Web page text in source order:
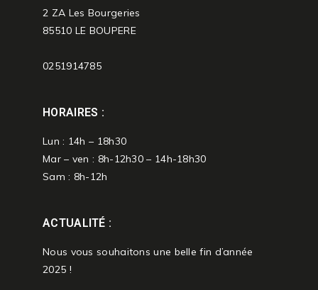
2 ZA Les Bourgeries
85510 LE BOUPERE
0251914785
HORAIRES :
Lun : 14h – 18h30
Mar – ven : 8h-12h30 – 14h-18h30
Sam : 8h-12h
ACTUALITÉ :
Nous vous souhaitons une belle fin d’année
2025 !